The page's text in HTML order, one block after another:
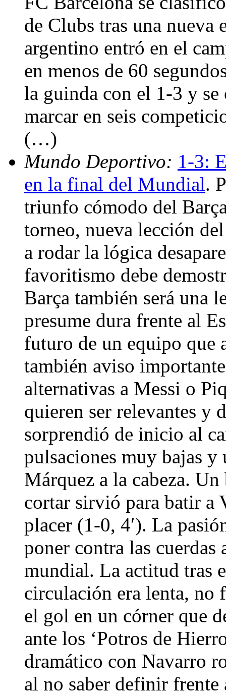
de Clubs tras una
argentino entró en el
en menos de 60
la guinda con el 1-3 y
marcar en seis
(…)
Mundo Deportivo: 1-3:
en la final del Mundial.
triunfo cómodo del
torneo, nueva lección
a rodar la lógica
favoritismo debe
Barça también será una
presume dura frente al
futuro de un equipo que
también aviso
alternativas a Messi o
quieren ser relevantes y
sorprendió de inicio al
pulsaciones muy bajas y
Márquez a la cabeza.
cortar sirvió para batir a
placer (1-0, 4′). La
poner contra las
mundial. La actitud tras
circulación era lenta, no
el gol en un córner que
ante los ‘Potros de
dramático con Navarro
al no saber definir